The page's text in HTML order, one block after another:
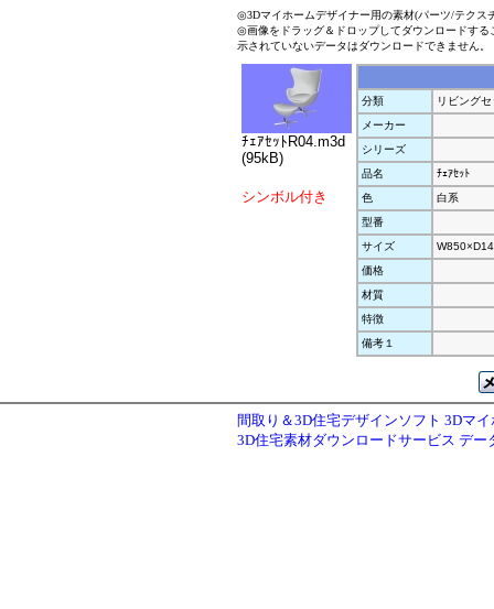
◎3Dマイホームデザイナー用の素材(パーツ/テクス
◎画像をドラッグ＆ドロップしてダウンロードす
示されていないデータはダウンロードできません。
ﾁｪｱｾｯﾄR04.m3d
(95kB)
シンボル付き
分類
リビング
メーカー
シリーズ
品名
ﾁｪｱｾｯﾄ
色
白系
型番
サイズ
価格
材質
特徴
備考１
間取り＆3D住宅デザインソフト 3Dマ
3D住宅素材ダウンロードサービス デー